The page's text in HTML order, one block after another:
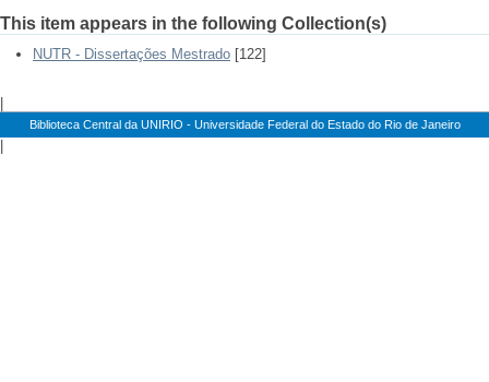
This item appears in the following Collection(s)
NUTR - Dissertações Mestrado [122]
Biblioteca Central da UNIRIO - Universidade Federal do Estado do Rio de Janeiro